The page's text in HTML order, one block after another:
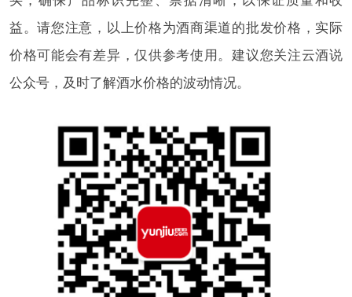
益。请您注意，以上价格为酒商渠道的批发价格，实际
价格可能会有差异，仅供参考使用。建议您关注云酒说
公众号，及时了解酒水价格的波动情况。